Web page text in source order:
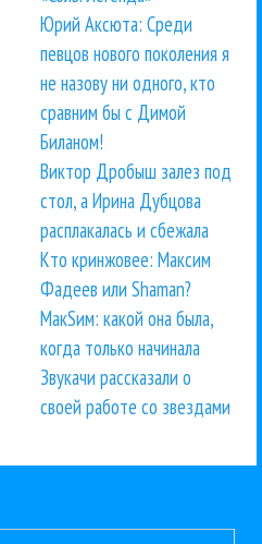
Юрий Аксюта: Среди
певцов нового поколения я
не назову ни одного, кто
сравним бы с Димой
Биланом!
Виктор Дробыш залез под
стол, а Ирина Дубцова
расплакалась и сбежала
Кто кринжовее: Максим
Фадеев или Shaman?
МакSим: какой она была,
когда только начинала
Звукачи рассказали о
своей работе со звездами